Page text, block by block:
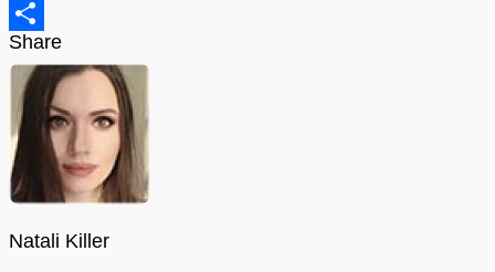
Tumblr
Отправить
Share
Natali Killer